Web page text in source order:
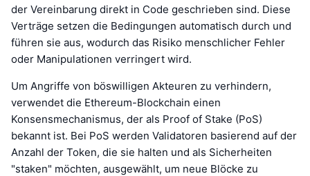
der Vereinbarung direkt in Code geschrieben sind. Diese
Verträge setzen die Bedingungen automatisch durch und
führen sie aus, wodurch das Risiko menschlicher Fehler
oder Manipulationen verringert wird.
Um Angriffe von böswilligen Akteuren zu verhindern,
verwendet die Ethereum-Blockchain einen
Konsensmechanismus, der als Proof of Stake (PoS)
bekannt ist. Bei PoS werden Validatoren basierend auf der
Anzahl der Token, die sie halten und als Sicherheiten
"staken" möchten, ausgewählt, um neue Blöcke zu